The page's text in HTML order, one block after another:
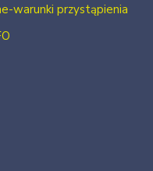
warunki przystąpienia